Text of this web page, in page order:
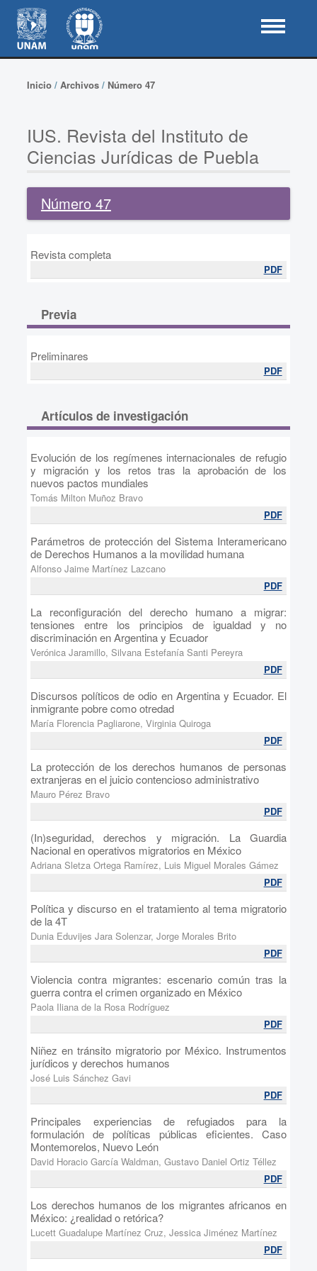
Inicio/ Archivos/ Número 47
IUS. Revista del Instituto de
Ciencias Jurídicas de Puebla
Número 47
Revista completa
PDF
Previa
Preliminares
PDF
Artículos de investigación
Evolución de los regímenes internacionales de refugio
y migración y los retos tras la aprobación de los
nuevos pactos mundiales
Tomás Milton Muñoz Bravo
PDF
Parámetros de protección del Sistema Interamericano
de Derechos Humanos a la movilidad humana
Alfonso Jaime Martínez Lazcano
PDF
La reconfiguración del derecho humano a migrar:
tensiones entre los principios de igualdad y no
discriminación en Argentina y Ecuador
Verónica Jaramillo, Silvana Estefanía Santi Pereyra
PDF
Discursos políticos de odio en Argentina y Ecuador. El
inmigrante pobre como otredad
María Florencia Pagliarone, Virginia Quiroga
PDF
La protección de los derechos humanos de personas
extranjeras en el juicio contencioso administrativo
Mauro Pérez Bravo
PDF
(In)seguridad, derechos y migración. La Guardia
Nacional en operativos migratorios en México
Adriana Sletza Ortega Ramírez, Luis Miguel Morales Gámez
PDF
Política y discurso en el tratamiento al tema migratorio
de la 4T
Dunia Eduvijes Jara Solenzar, Jorge Morales Brito
PDF
Violencia contra migrantes: escenario común tras la
guerra contra el crimen organizado en México
Paola Iliana de la Rosa Rodríguez
PDF
Niñez en tránsito migratorio por México. Instrumentos
jurídicos y derechos humanos
José Luis Sánchez Gavi
PDF
Principales experiencias de refugiados para la
formulación de políticas públicas eficientes. Caso
Montemorelos, Nuevo León
David Horacio García Waldman, Gustavo Daniel Ortiz Téllez
PDF
Los derechos humanos de los migrantes africanos en
México: ¿realidad o retórica?
Lucett Guadalupe Martínez Cruz, Jessica Jiménez Martínez
PDF